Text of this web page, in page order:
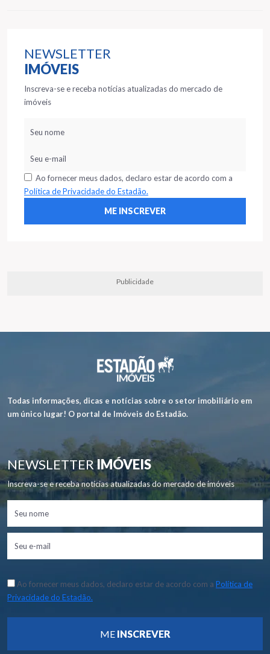
NEWSLETTER
IMÓVEIS
Inscreva-se e receba notícias atualizadas do mercado de
imóveis
Ao fornecer meus dados, declaro estar de acordo com a
Política de Privacidade do Estadão.
Publicidade
Todas informações, dicas e notícias sobre o setor imobiliário em
um único lugar! O portal de Imóveis do Estadão.
NEWSLETTERIMÓVEIS
Inscreva-se e receba notícias atualizadas do mercado de imóveis
Ao fornecer meus dados, declaro estar de acordo com a Política de
Privacidade do Estadão.
ME INSCREVER